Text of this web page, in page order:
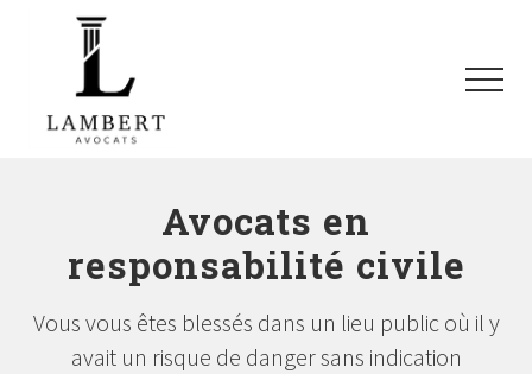
Recours
collectifs
Montréal
Menu
Avocats en
responsabilité civile
Vous vous êtes blessés dans un lieu public où il y
avait un risque de danger sans indication